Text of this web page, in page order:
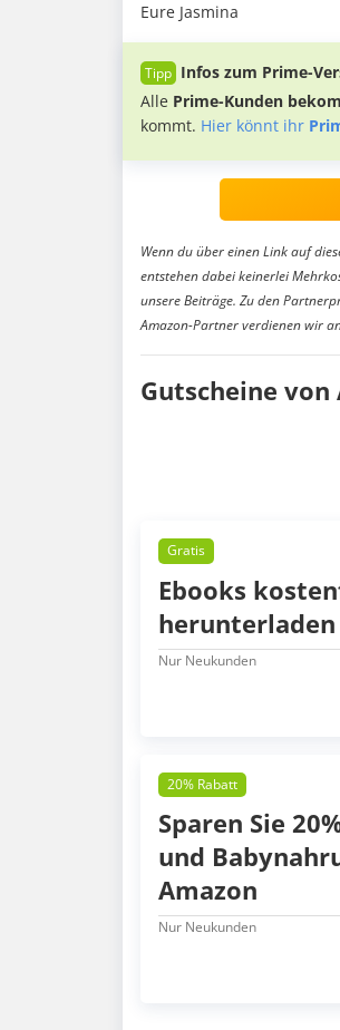
Eure Jasmina
Infos zum Prime-
Alle Prime-Kunden
kommt. Hier könnt ihr
Wenn du über einen Link auf
entstehen dabei keinerlei
unsere Beiträge. Zu den
Amazon-Partner verdienen wir
Gutscheine von
Gratis
Ebooks
herunterladen
Nur Neukunden
20% Rabatt
Sparen Sie
und
Amazon
Nur Neukunden